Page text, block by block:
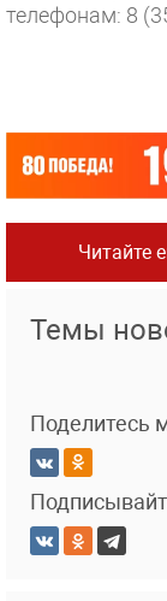
телефонам: 8
Читайте
Темы
Поделитесь